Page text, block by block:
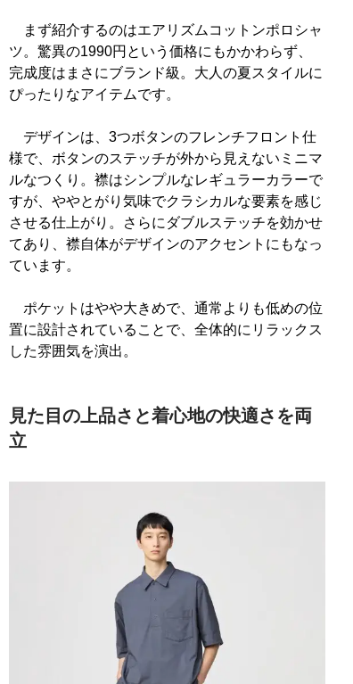
まず紹介するのはエアリズムコットンポロシャ
ツ。驚異の1990円という価格にもかかわらず、
完成度はまさにブランド級。大人の夏スタイルに
ぴったりなアイテムです。
デザインは、3つボタンのフレンチフロント仕
様で、ボタンのステッチが外から見えないミニマ
ルなつくり。襟はシンプルなレギュラーカラーで
すが、ややとがり気味でクラシカルな要素を感じ
させる仕上がり。さらにダブルステッチを効かせ
てあり、襟自体がデザインのアクセントにもなっ
ています。
ポケットはやや大きめで、通常よりも低めの位
置に設計されていることで、全体的にリラックス
した雰囲気を演出。
見た目の上品さと着心地の快適さを両
立